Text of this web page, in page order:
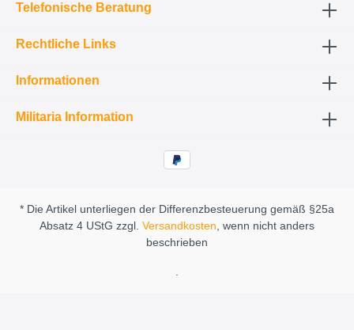
Telefonische Beratung
Rechtliche Links
Informationen
Militaria Information
* Die Artikel unterliegen der Differenzbesteuerung gemäß §25a
Absatz 4 UStG zzgl. Versandkosten, wenn nicht anders
beschrieben
.